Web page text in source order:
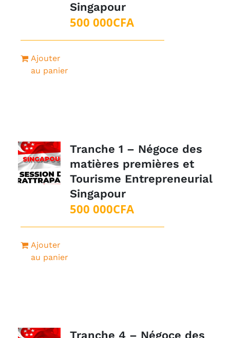
Singapour
500 000CFA
Ajouter
au panier
Tranche 1 – Négoce des
matières premières et
Tourisme Entrepreneurial
Singapour
500 000CFA
Ajouter
au panier
Tranche 4 – Négoce des